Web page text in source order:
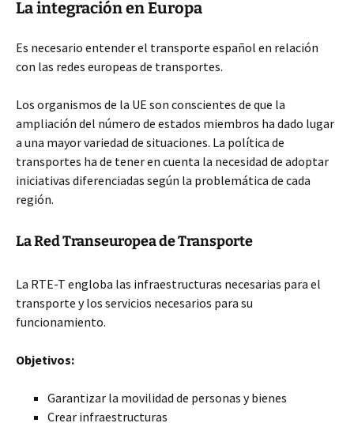
La integración en Europa
Es necesario entender el transporte español en relación
con las redes europeas de transportes.
Los organismos de la UE son conscientes de que la
ampliación del número de estados miembros ha dado lugar
a una mayor variedad de situaciones. La política de
transportes ha de tener en cuenta la necesidad de adoptar
iniciativas diferenciadas según la problemática de cada
región.
La Red Transeuropea de Transporte
La RTE-T engloba las infraestructuras necesarias para el
transporte y los servicios necesarios para su
funcionamiento.
Objetivos:
Garantizar la movilidad de personas y bienes
Crear infraestructuras